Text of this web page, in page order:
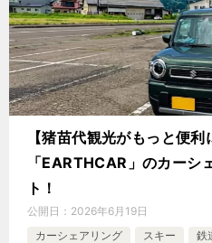
【猪苗代観光がもっと便
「EARTHCAR」のカーシ
ト！
公開日： 2026年6月19日
カーシェアリング
スキー 鉄